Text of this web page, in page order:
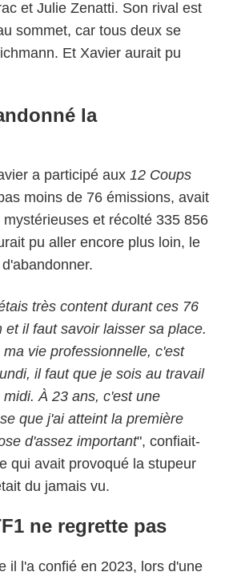
et Julie Zenatti. Son rival est
sommet, car tous deux se
Et Xavier aurait pu
la
a participé aux 12 Coups
moins de 76 émissions, avait
et récolté 335 856
pu aller encore plus loin, le
très content durant ces 76
il faut savoir laisser sa place.
vie professionnelle, c'est
il faut que je sois au travail
À 23 ans, c'est une
que j'ai atteint la première
d'assez important", confiait-
qui avait provoqué la stupeur
du jamais vu.
ne regrette pas
il l'a confié en 2023, lors d'une